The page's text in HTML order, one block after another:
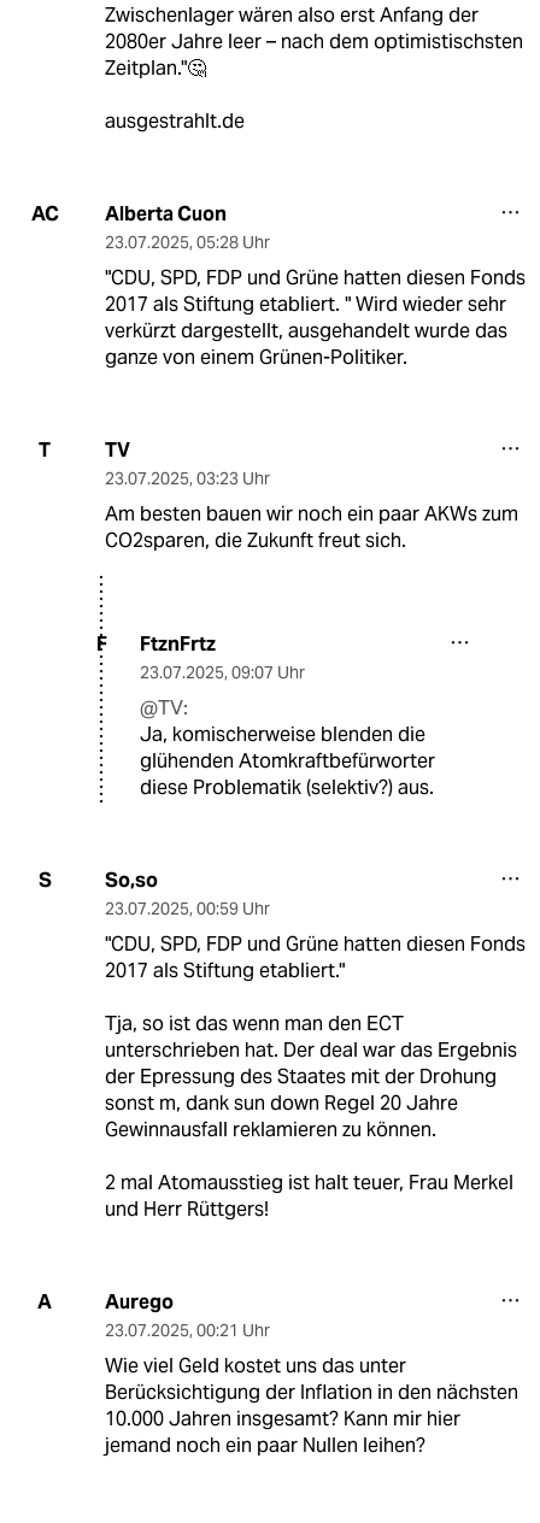
Zwischenlager wären also erst Anfang der
2080er Jahre leer – nach dem optimistischsten
Zeitplan."🤔
ausgestrahlt.de
AC Alberta Cuon
23.07.2025, 05:28 Uhr
"CDU, SPD, FDP und Grüne hatten diesen Fonds
2017 als Stiftung etabliert. " Wird wieder sehr
verkürzt dargestellt, ausgehandelt wurde das
ganze von einem Grünen-Politiker.
T TV
23.07.2025, 03:23 Uhr
Am besten bauen wir noch ein paar AKWs zum
CO2sparen, die Zukunft freut sich.
F FtznFrtz
23.07.2025, 09:07 Uhr
@TV:
Ja, komischerweise blenden die
glühenden Atomkraftbefürworter
diese Problematik (selektiv?) aus.
S So,so
23.07.2025, 00:59 Uhr
"CDU, SPD, FDP und Grüne hatten diesen Fonds
2017 als Stiftung etabliert."
Tja, so ist das wenn man den ECT
unterschrieben hat. Der deal war das Ergebnis
der Epressung des Staates mit der Drohung
sonst m, dank sun down Regel 20 Jahre
Gewinnausfall reklamieren zu können.
2 mal Atomausstieg ist halt teuer, Frau Merkel
und Herr Rüttgers!
A Aurego
23.07.2025, 00:21 Uhr
Wie viel Geld kostet uns das unter
Berücksichtigung der Inflation in den nächsten
10.000 Jahren insgesamt? Kann mir hier
jemand noch ein paar Nullen leihen?